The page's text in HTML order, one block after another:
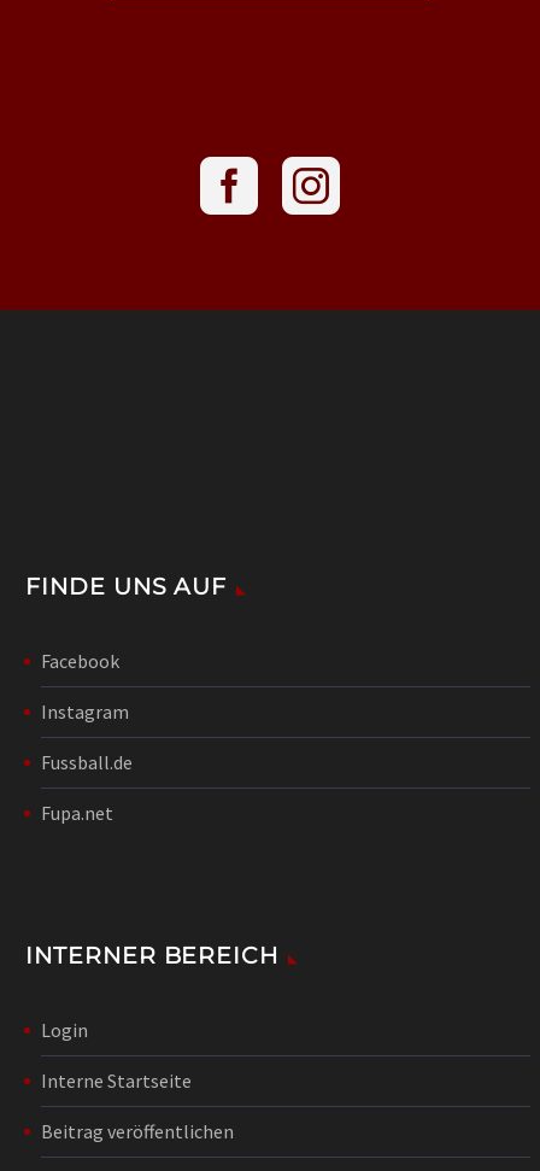
FINDE UNS AUF
Facebook
Instagram
Fussball.de
Fupa.net
INTERNER BEREICH
Login
Interne Startseite
Beitrag veröffentlichen